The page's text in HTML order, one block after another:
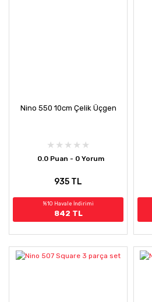
Nino 550 10cm Çelik Üçgen
0.0 Puan - 0 Yorum
935 TL
%10 Havale İndirimi
842 TL